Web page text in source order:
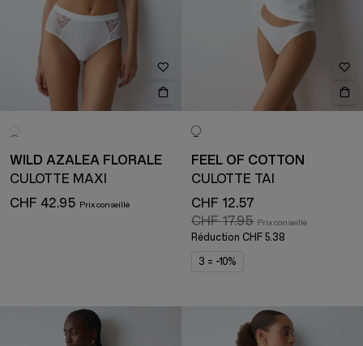
WILD AZALEA FLORALE
CULOTTE MAXI
CHF 42.95
FEEL OF COTTON
CULOTTE TAI
CHF 12.57
CHF 17.95
Réduction CHF 5.38
3 = -10%